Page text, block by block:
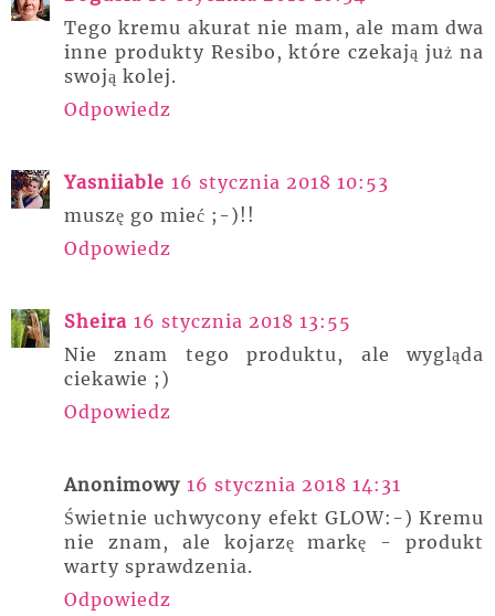
Tego kremu akurat nie mam, ale mam dwa
inne produkty Resibo, które czekają już na
swoją kolej.
Odpowiedz
Yasniiable 16 stycznia 2018 10:53
muszę go mieć ;-)!!
Odpowiedz
Sheira 16 stycznia 2018 13:55
Nie znam tego produktu, ale wygląda
ciekawie ;)
Odpowiedz
Anonimowy 16 stycznia 2018 14:31
Świetnie uchwycony efekt GLOW:-) Kremu
nie znam, ale kojarzę markę - produkt
warty sprawdzenia.
Odpowiedz